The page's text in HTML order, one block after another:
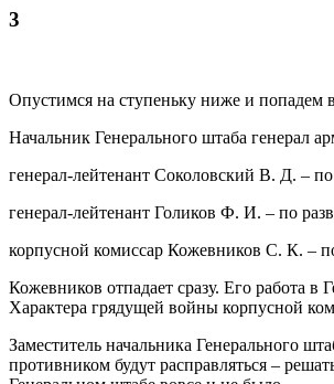
3
Опустимся на ступеньку ниже и попадем
Начальник Генерального штаба генерал
генерал-лейтенант Соколовский В. Д. –
генерал-лейтенант Голиков Ф. И. – по
корпусной комиссар Кожевников С. К. –
Кожевников отпадает сразу. Его работа
Характера грядущей войны корпусной
Заместитель начальника Генерального
противником будут расправляться –